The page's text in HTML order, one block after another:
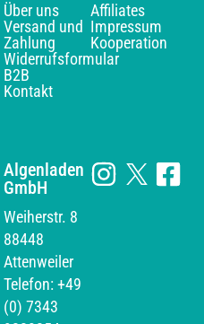
Über uns
Versand und
Zahlung
Widerrufsformular
B2B
Kontakt
Affiliates
Impressum
Kooperation
Algenladen
GmbH
Weiherstr. 8
88448
Attenweiler
Telefon: +49
(0) 7343